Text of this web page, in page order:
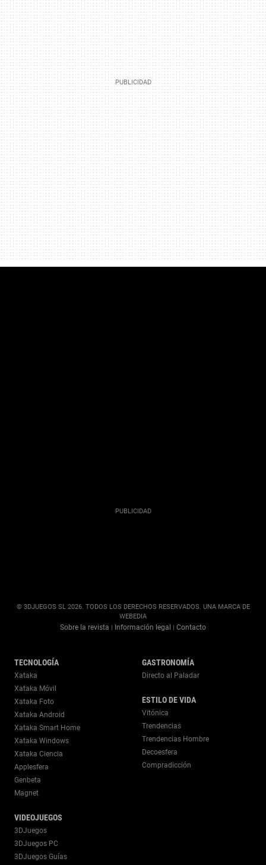
© 3DJUEGOS SL 2026. TODOS LOS DERECHOS RESERVADOS. UNA MARCA DE
WEBEDIA
Sobre la revista | Información legal | Contacto
TECNOLOGÍA
Xataka
Xataka Móvil
Xataka Foto
Xataka Android
Xataka Smart Home
Xataka Windows
Xataka Ciencia
Applesfera
Genbeta
Magnet
VIDEOJUEGOS
3DJuegos
3DJuegos PC
3DJuegos Guías
GASTRONOMÍA
Directo al Paladar
ESTILO DE VIDA
Vitónica
Trendencias
Trendencias Hombre
Decoesfera
Compradicción